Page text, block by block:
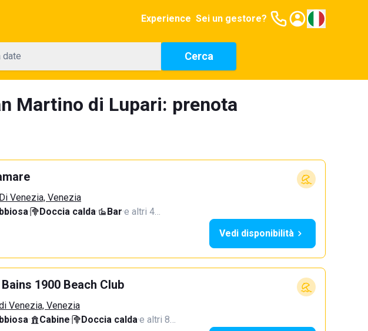
Experience Sei un gestore?
date Cerca
Martino di Lupari: prenota
Venezia, Venezia
· Doccia calda· Bar·e altri 4…
Vedi disponibilità
1900 Beach Club
Venezia, Venezia
· Cabine· Doccia calda·e altri 8…